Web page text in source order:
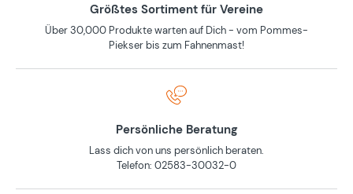
Größtes Sortiment für Vereine
Über 30,000 Produkte warten auf Dich - vom Pommes-
Piekser bis zum Fahnenmast!
Persönliche Beratung
Lass dich von uns persönlich beraten.
Telefon: 02583-30032-0